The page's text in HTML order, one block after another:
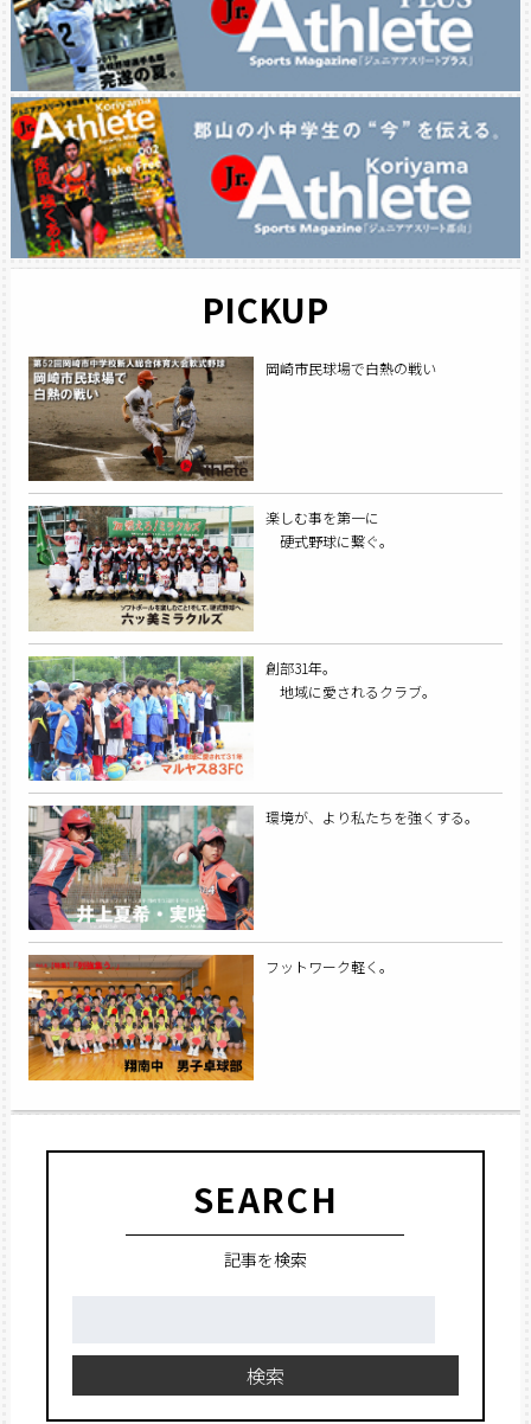
PICKUP
岡崎市民球場で白熱の戦い
楽しむ事を第一に
硬式野球に繋ぐ。
創部31年。
地域に愛されるクラブ。
環境が、より私たちを強くする。
フットワーク軽く。
SEARCH
記事を検索
検索